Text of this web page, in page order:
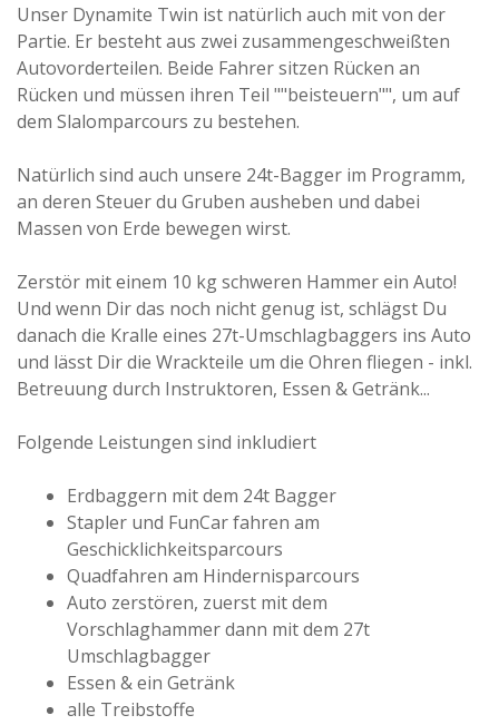
Unser Dynamite Twin ist natürlich auch mit von der
Partie. Er besteht aus zwei zusammengeschweißten
Autovorderteilen. Beide Fahrer sitzen Rücken an
Rücken und müssen ihren Teil ""beisteuern"", um auf
dem Slalomparcours zu bestehen.
Natürlich sind auch unsere 24t-Bagger im Programm,
an deren Steuer du Gruben ausheben und dabei
Massen von Erde bewegen wirst.
Zerstör mit einem 10 kg schweren Hammer ein Auto!
Und wenn Dir das noch nicht genug ist, schlägst Du
danach die Kralle eines 27t-Umschlagbaggers ins Auto
und lässt Dir die Wrackteile um die Ohren fliegen - inkl.
Betreuung durch Instruktoren, Essen & Getränk...
Folgende Leistungen sind inkludiert
Erdbaggern mit dem 24t Bagger
Stapler und FunCar fahren am
Geschicklichkeitsparcours
Quadfahren am Hindernisparcours
Auto zerstören, zuerst mit dem
Vorschlaghammer dann mit dem 27t
Umschlagbagger
Essen & ein Getränk
alle Treibstoffe